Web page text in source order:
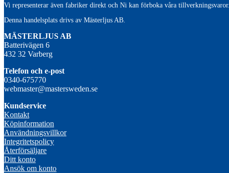
Vi representerar även fabriker direkt och Ni kan förboka våra tillverkningsvaror.
Denna handelsplats drivs av Mästerljus AB.
MÄSTERLJUS AB
Batterivägen 6
432 32 Varberg
Telefon och e-post
0340-675770
webmaster@mastersweden.se
Kundservice
Kontakt
Köpinformation
Användningsvillkor
Integritetspolicy
Återförsäljare
Ditt konto
Ansök om konto